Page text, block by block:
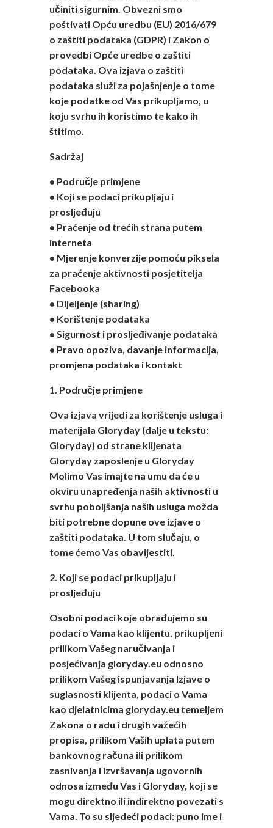
učiniti sigurnim. Obvezni smo
poštivati Opću uredbu (EU) 2016/679
o zaštiti podataka (GDPR) i Zakon o
provedbi Opće uredbe o zaštiti
podataka. Ova izjava o zaštiti
podataka služi za pojašnjenje o tome
koje podatke od Vas prikupljamo, u
koju svrhu ih koristimo te kako ih
štitimo.
Sadržaj
• Područje primjene
• Koji se podaci prikupljaju i
prosljeđuju
• Praćenje od trećih strana putem
interneta
• Mjerenje konverzije pomoću piksela
za praćenje aktivnosti posjetitelja
Facebooka
• Dijeljenje (sharing)
• Korištenje podataka
• Sigurnost i prosljeđivanje podataka
• Pravo opoziva, davanje informacija,
promjena podataka i kontakt
1. Područje primjene
Ova izjava vrijedi za korištenje usluga i
materijala Gloryday (dalje u tekstu:
Gloryday) od strane klijenata
Gloryday zaposlenje u Gloryday
Molimo Vas imajte na umu da će u
okviru unapređenja naših aktivnosti u
svrhu poboljšanja naših usluga možda
biti potrebne dopune ove izjave o
zaštiti podataka. U tom slučaju, o
tome ćemo Vas obavijestiti.
2. Koji se podaci prikupljaju i
prosljeđuju
Osobni podaci koje obrađujemo su
podaci o Vama kao klijentu, prikupljeni
prilikom Vašeg naručivanja i
posjećivanja gloryday.eu odnosno
prilikom Vašeg ispunjavanja Izjave o
suglasnosti klijenta, podaci o Vama
kao djelatnicima gloryday.eu temeljem
Zakona o radu i drugih važećih
propisa, prilikom Vaših uplata putem
bankovnog računa ili prilikom
zasnivanja i izvršavanja ugovornih
odnosa između Vas i Gloryday, koji se
mogu direktno ili indirektno povezati s
Vama. To su sljedeći podaci: puno ime i